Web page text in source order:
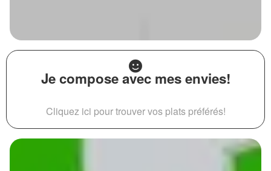
Je compose avec mes envies!
Cliquez ici pour trouver vos plats préférés!